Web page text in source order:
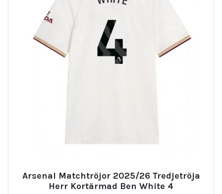
Arsenal Matchtröjor 2025/26 Tredjetröja
Herr Kortärmad Ben White 4